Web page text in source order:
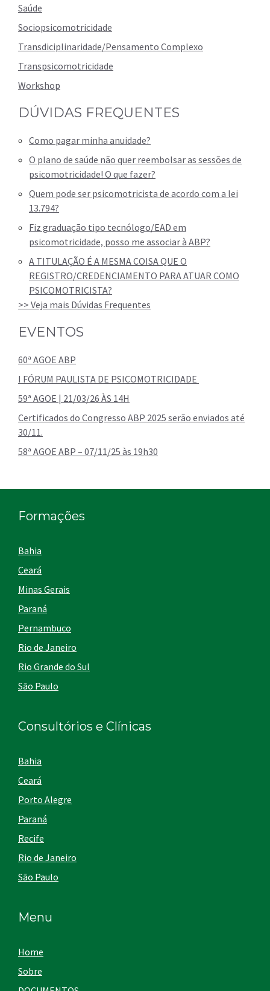
Saúde
Sociopsicomotricidade
Transdiciplinaridade/Pensamento Complexo
Transpsicomotricidade
Workshop
DÚVIDAS FREQUENTES
Como pagar minha anuidade?
O plano de saúde não quer reembolsar as sessões de
psicomotricidade! O que fazer?
Quem pode ser psicomotricista de acordo com a lei
13.794?
Fiz graduação tipo tecnólogo/EAD em
psicomotricidade, posso me associar à ABP?
A TITULAÇÃO É A MESMA COISA QUE O
REGISTRO/CREDENCIAMENTO PARA ATUAR COMO
PSICOMOTRICISTA?
>> Veja mais Dúvidas Frequentes
EVENTOS
60ª AGOE ABP
I FÓRUM PAULISTA DE PSICOMOTRICIDADE
59ª AGOE | 21/03/26 ÀS 14H
Certificados do Congresso ABP 2025 serão enviados até
30/11.
58ª AGOE ABP – 07/11/25 às 19h30
Formações
Bahia
Ceará
Minas Gerais
Paraná
Pernambuco
Rio de Janeiro
Rio Grande do Sul
São Paulo
Consultórios e Clínicas
Bahia
Ceará
Porto Alegre
Paraná
Recife
Rio de Janeiro
São Paulo
Menu
Home
Sobre